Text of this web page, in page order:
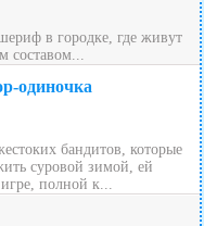
в городке, где живут
составом...
одиночка
бандитов, которые
суровой зимой, ей
полной к...